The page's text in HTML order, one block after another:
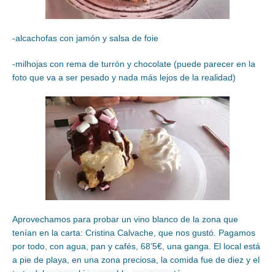
-alcachofas con jamón y salsa de foie
-milhojas con rema de turrón y chocolate (puede parecer en la
foto que va a ser pesado y nada más lejos de la realidad)
Aprovechamos para probar un vino blanco de la zona que
tenían en la carta: Cristina Calvache, que nos gustó. Pagamos
por todo, con agua, pan y cafés, 68’5€, una ganga. El local está
a pie de playa, en una zona preciosa, la comida fue de diez y el